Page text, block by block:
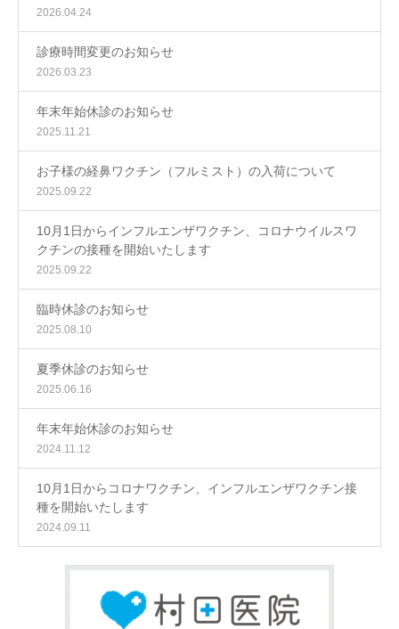
2026.04.24
診療時間変更のお知らせ
2026.03.23
年末年始休診のお知らせ
2025.11.21
お子様の経鼻ワクチン（フルミスト）の入荷について
2025.09.22
10月1日からインフルエンザワクチン、コロナウイルスワ
クチンの接種を開始いたします
2025.09.22
臨時休診のお知らせ
2025.08.10
夏季休診のお知らせ
2025.06.16
年末年始休診のお知らせ
2024.11.12
10月1日からコロナワクチン、インフルエンザワクチン接
種を開始いたします
2024.09.11